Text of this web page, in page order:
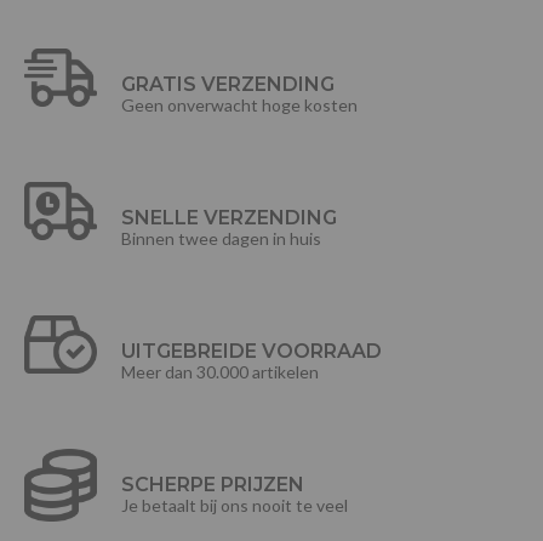
GRATIS VERZENDING
Geen onverwacht hoge kosten
SNELLE VERZENDING
Binnen twee dagen in huis
UITGEBREIDE VOORRAAD
Meer dan 30.000 artikelen
SCHERPE PRIJZEN
Je betaalt bij ons nooit te veel